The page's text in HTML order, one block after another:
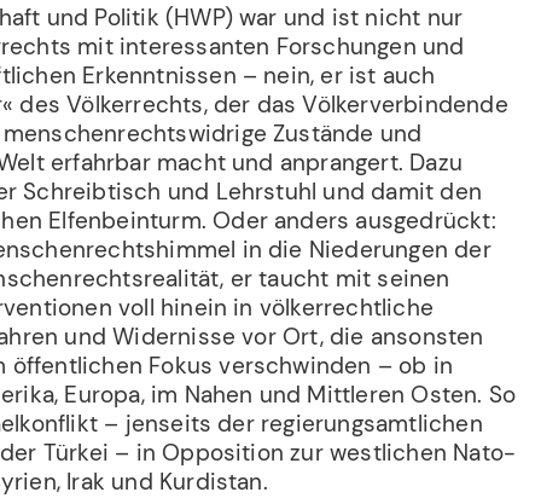
und Politik (HWP) war und ist nicht nur
mit interessanten Forschungen und
Erkenntnissen – nein, er ist auch
des Völkerrechts, der das Völkerverbindende
Zustände und
erfahrbar macht und anprangert. Dazu
Schreibtisch und Lehrstuhl und damit den
Elfenbeinturm. Oder anders ausgedrückt:
in die Niederungen der
er taucht mit seinen
voll hinein in völkerrechtliche
und Widernisse vor Ort, die ansonsten
öffentlichen Fokus verschwinden – ob in
Europa, im Nahen und Mittleren Osten. So
– jenseits der regierungsamtlichen
Türkei – in Opposition zur westlichen Nato-
Irak und Kurdistan.